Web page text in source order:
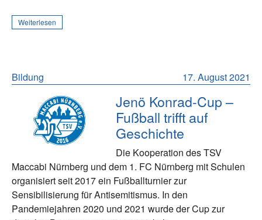
Weiterlesen
17. August 2021
Bildung
Jenö Konrad-Cup –
Fußball trifft auf
Geschichte
Die Kooperation des TSV
Maccabi Nürnberg und dem 1. FC Nürnberg mit Schulen
organisiert seit 2017 ein Fußballturnier zur
Sensibilisierung für Antisemitismus. In den
Pandemiejahren 2020 und 2021 wurde der Cup zur